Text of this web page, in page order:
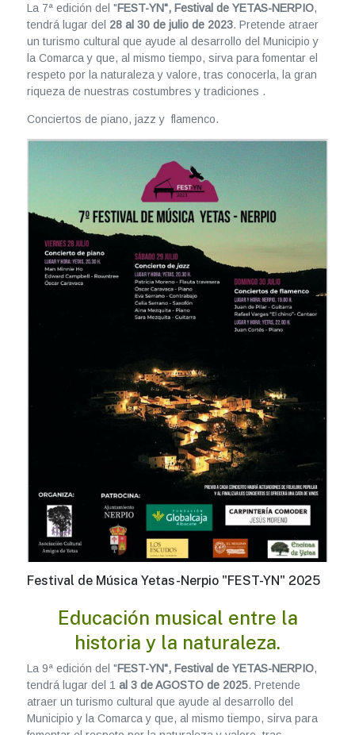
La 7ª edición del "FEST-YN", Festival de YETAS-NERPIO,
tendrá lugar del 28 al 30 de julio de 2023. Pretende atraer
un turismo cultural que ayude al desarrollo del Municipio y
la Comarca y que, al mismo tiempo, sirva para fomentar el
respeto por la naturaleza y valore, tras conocerla, la gran
riqueza de nuestras costumbres y tradiciones .
Conciertos de piano, jazz y flamenco.
Festival de Música Yetas-Nerpio "FEST-YN" 2025
Educación musical entre la
historia y la naturaleza.
La 9ª edición del "FEST-YN", Festival de YETAS-NERPIO,
tendrá lugar del 1 al 3 de AGOSTO de 2025. Pretende
atraer un turismo cultural que ayude al desarrollo del
Municipio y la Comarca y que, al mismo tiempo, sirva para